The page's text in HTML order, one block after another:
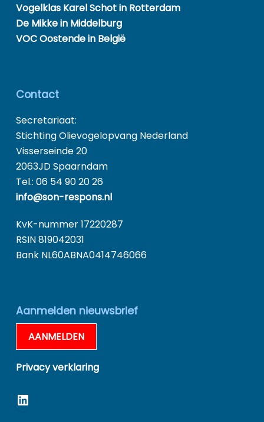
Vogelklas Karel Schot in Rotterdam
De Mikke in Middelburg
VOC Oostende in België
Contact
Secretariaat:
Stichting Olievogelopvang Nederland
Visserseinde 20
2063JD Spaarndam
Tel.: 06 54 90 20 26
info@son-respons.nl
KvK-nummer 17220287
RSIN 819042031
Bank NL60ABNA0414746066
Aanmelden nieuwsbrief
AANMELDEN
Privacy verklaring
LinkedIn